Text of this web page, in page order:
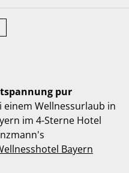
pur
einem Wellnessurlaub in
im 4-Sterne Hotel
Bayern